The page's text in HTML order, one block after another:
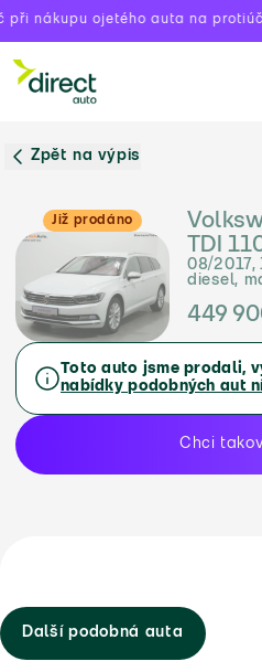
při nákupu ojetého auta na
Zpět na výpis
Již prodáno
TDI
08/2017,
diesel,
449
Toto auto jsme prodali,
nabídky podobných aut
Chci
Další podobná auta